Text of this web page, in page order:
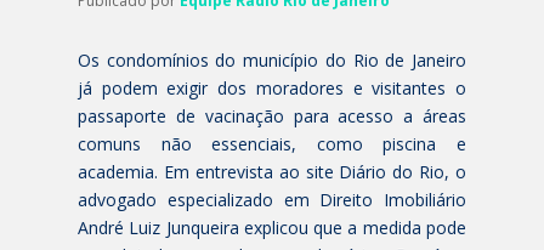
Os condomínios do município do Rio de Janeiro
já podem exigir dos moradores e visitantes o
passaporte de vacinação para acesso a áreas
comuns não essenciais, como piscina e
academia. Em entrevista ao site Diário do Rio, o
advogado especializado em Direito Imobiliário
André Luiz Junqueira explicou que a medida pode